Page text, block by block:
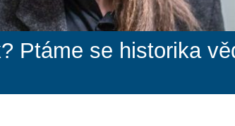
Ptáme se historika